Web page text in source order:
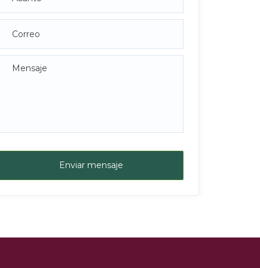
Enviar mensaje